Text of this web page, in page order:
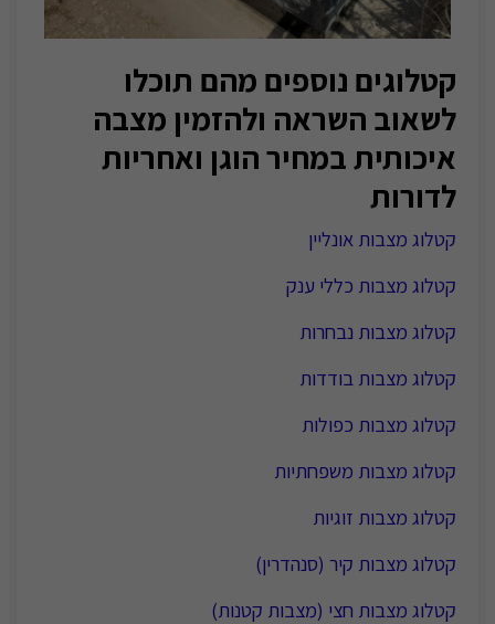
קטלוגים נוספים מהם תוכלו
לשאוב השראה ולהזמין מצבה
איכותית במחיר הוגן ואחריות
לדורות
קטלוג מצבות אונליין
קטלוג מצבות כללי ענק
קטלוג מצבות נבחרות
קטלוג מצבות בודדות
קטלוג מצבות כפולות
קטלוג מצבות משפחתיות
קטלוג מצבות זוגיות
קטלוג מצבות קיר (סנהדרין)
קטלוג מצבות חצי (מצבות קטנות)